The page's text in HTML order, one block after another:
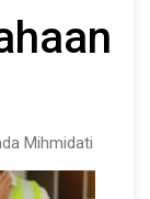
Mihmidati